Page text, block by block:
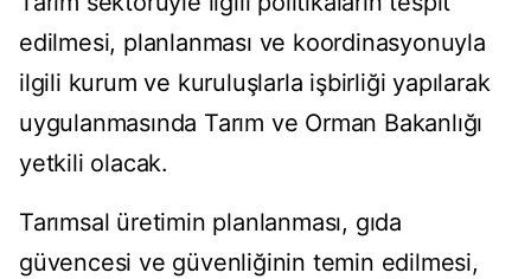
edilmesi, planlanması ve koordinasyonuyla
ilgili kurum ve kuruluşlarla işbirliği yapılarak
uygulanmasında Tarım ve Orman Bakanlığı
yetkili olacak.
Tarımsal üretimin planlanması, gıda
güvencesi ve güvenliğinin temin edilmesi,